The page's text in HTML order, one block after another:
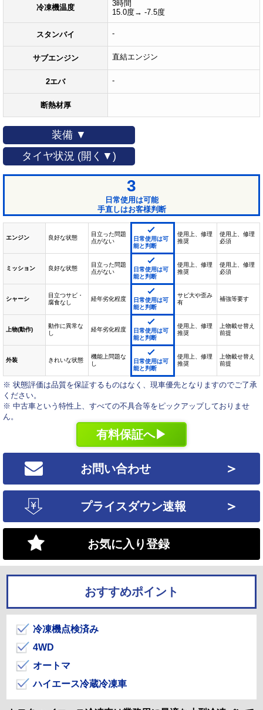
冷凍機温度
3時間
15.0度→ -7.5度
スタンバイ -
サブエンジン 直結エンジン
2エバ -
断熱材厚
装備 ▼
タイヤ状況 (開く▼)
3
日常使用は可能
手直しはお客様判断
エンジン 良好な状態
目立った問題
点がない
日常使用は可
能と判断
使用上、修理
推奨
使用上、修理
必須
ミッション 良好な状態
目立った問題
点がない
日常使用は可
能と判断
使用上、修理
推奨
使用上、修理
必須
シャーシ
目立つサビ・
腐食なし
経年劣化程度
日常使用は可
能と判断
サビ大や歪み
有
補強等要す
上物(動作)
動作に異常な
し
経年劣化程度
日常使用は可
能と判断
使用上、修理
推奨
上物載せ替え
前提
外装 きれいな状態
機能上問題な
し
日常使用は可
能と判断
使用上、修理
推奨
上物載せ替え
前提
※ 状態評価は品質を保証するものはなく、現車優先となりますのでご了承
ください。
※ 中古車という特性上、すべての不具合等をピックアップしておりませ
ん。
有料保証へ▶
お問い合わせ ＞
プライスダウン速報 ＞
お気に入り登録
おすすめポイント
冷凍機点検済み
4WD
オートマ
ハイエース冷蔵冷凍車